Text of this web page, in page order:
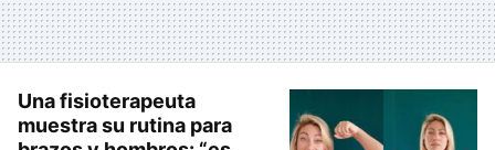
Una fisioterapeuta
muestra su rutina para